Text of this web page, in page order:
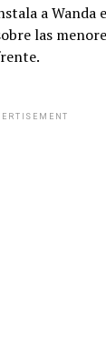
a Wanda
las